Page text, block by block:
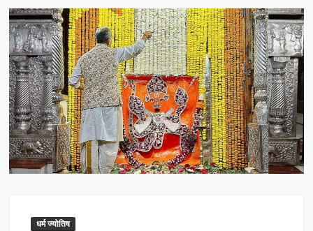
धर्म ज्योतिष